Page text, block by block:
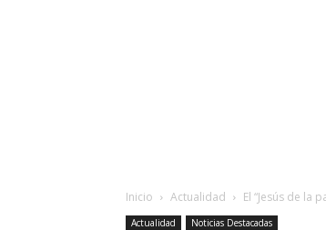
Inicio Actualidad El “Jesús de la
Actualidad Noticias Destacadas